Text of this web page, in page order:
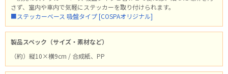
さず、室内や車内で気軽にステッカーを取り付けられます。
■ステッカーベース 吸盤タイプ [COSPAオリジナル]
製品スペック（サイズ・素材など）
（約）縦10×横9cm / 合成紙、PP